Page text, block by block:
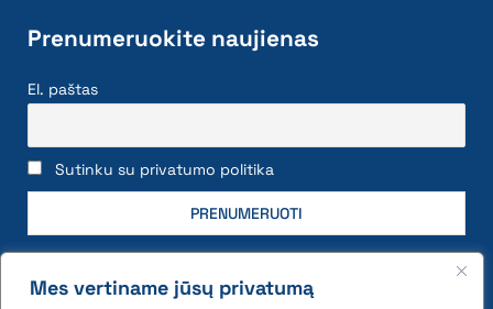
Mes vertiname jūsų privatumą
Prenumeruokite naujienas
El. paštas
Sutinku su privatumo politika